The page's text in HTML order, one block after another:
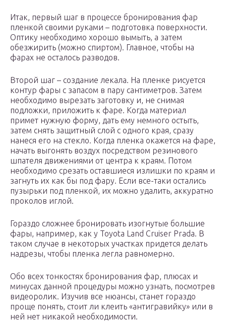
Итак, первый шаг в процессе бронирования фар
пленкой своими руками – подготовка поверхности.
Оптику необходимо хорошо вымыть, а затем
обезжирить (можно спиртом). Главное, чтобы на
фарах не осталось разводов.
Второй шаг – создание лекала. На пленке рисуется
контур фары с запасом в пару сантиметров. Затем
необходимо вырезать заготовку и, не снимая
подложки, приложить к фаре. Когда материал
примет нужную форму, дать ему немного остыть,
затем снять защитный слой с одного края, сразу
нанеся его на стекло. Когда пленка окажется на фаре,
начать выгонять воздух посредством резинового
шпателя движениями от центра к краям. Потом
необходимо срезать оставшиеся излишки по краям и
загнуть их как бы под фару. Если все-таки остались
пузырьки под пленкой, их можно удалить, аккуратно
проколов иглой.
Гораздо сложнее бронировать изогнутые большие
фары, например, как у Toyota Land Cruiser Prada. В
таком случае в некоторых участках придется делать
надрезы, чтобы пленка легла равномерно.
Обо всех тонкостях бронирования фар, плюсах и
минусах данной процедуры можно узнать, посмотрев
видеоролик. Изучив все нюансы, станет гораздо
проще понять, стоит ли клеить «антигравийку» или в
ней нет никакой необходимости.